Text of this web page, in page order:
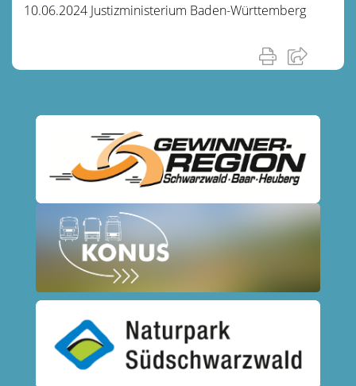
10.06.2024 Justizministerium Baden-Württemberg